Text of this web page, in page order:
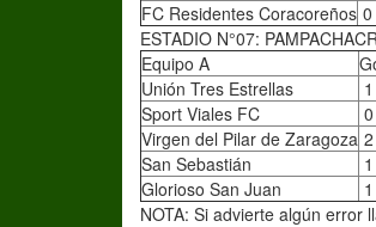
FC Residentes Coracoreños 0
ESTADIO N°07:
Equipo A
Unión Tres Estrellas
1
Sport Viales FC
0
Virgen del Pilar de Zaragoza 2
San Sebastián
1
Glorioso San Juan
1
NOTA: Si advierte algún error